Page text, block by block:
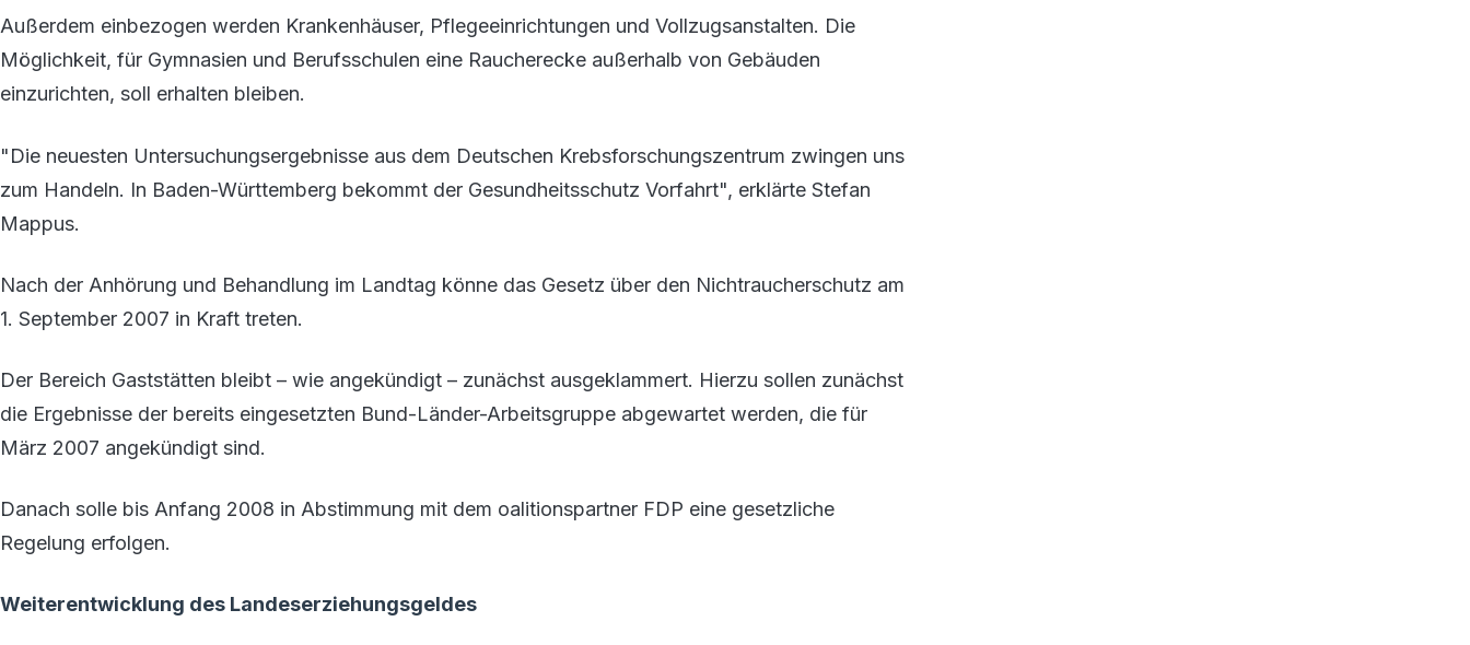
Außerdem einbezogen werden Krankenhäuser, Pflegeeinrichtungen und Vollzugsanstalten. Die
Möglichkeit, für Gymnasien und Berufsschulen eine Raucherecke außerhalb von Gebäuden
einzurichten, soll erhalten bleiben.
"Die neuesten Untersuchungsergebnisse aus dem Deutschen Krebsforschungszentrum zwingen uns
zum Handeln. In Baden-Württemberg bekommt der Gesundheitsschutz Vorfahrt", erklärte Stefan
Mappus.
Nach der Anhörung und Behandlung im Landtag könne das Gesetz über den Nichtraucherschutz am
1. September 2007 in Kraft treten.
Der Bereich Gaststätten bleibt – wie angekündigt – zunächst ausgeklammert. Hierzu sollen zunächst
die Ergebnisse der bereits eingesetzten Bund-Länder-Arbeitsgruppe abgewartet werden, die für
März 2007 angekündigt sind.
Danach solle bis Anfang 2008 in Abstimmung mit dem oalitionspartner FDP eine gesetzliche
Regelung erfolgen.
Weiterentwicklung des Landeserziehungsgeldes